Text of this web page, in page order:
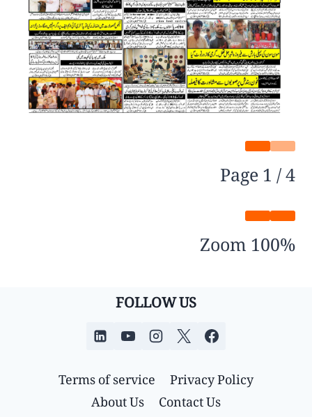
Page1/4
Zoom100%
FOLLOW US
Privacy Policy
Terms of service
Contact Us
About Us